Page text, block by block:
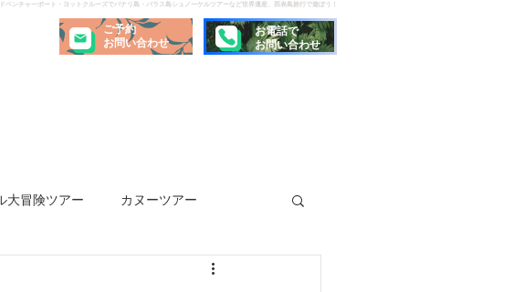
ンチャーボート・ヨットクルーズでパナリ島・バラス島シュノーケルツアーなど世界遺産、西表島旅行で遊ぼう！
ご予約
お問い合わせ
お電話で
お問い合わせ
大冒険ツアー カヌーツアー